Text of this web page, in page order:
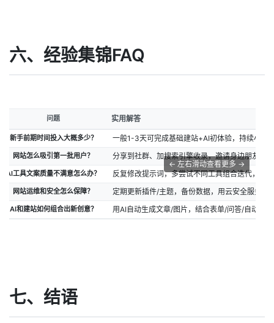
六、经验集锦FAQ
问题 实用解答
新手前期时间投入大概多少？ 一般1-3天可完成基础建站+AI初体验，持续小优
网站怎么吸引第一批用户？ 分享到社群、加搜索引擎收录，邀请身边朋友体
AI工具文案质量不满意怎么办？ 反复修改提示词，多尝试不同工具组合迭代，结
网站运维和安全怎么保障？ 定期更新插件/主题，备份数据，用云安全服务做
AI和建站如何组合出新创意？ 用AI自动生成文章/图片，结合表单/问答/自动回
← 左右滑动查看更多 →
七、结语